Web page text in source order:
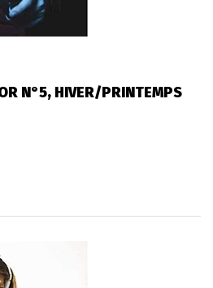
N°5, HIVER/PRINTEMPS